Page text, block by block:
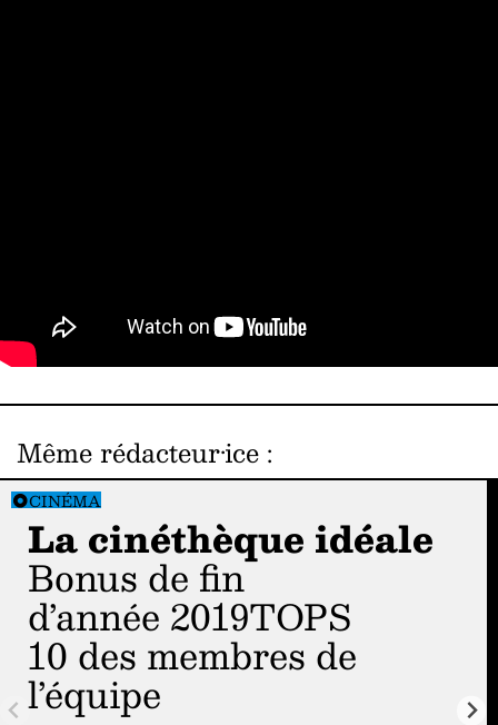
Même rédacteur·ice :
CINÉMA
La cinéthèque idéale
Bonus de fin
d’année 2019TOPS
10 des membres de
l’équipe